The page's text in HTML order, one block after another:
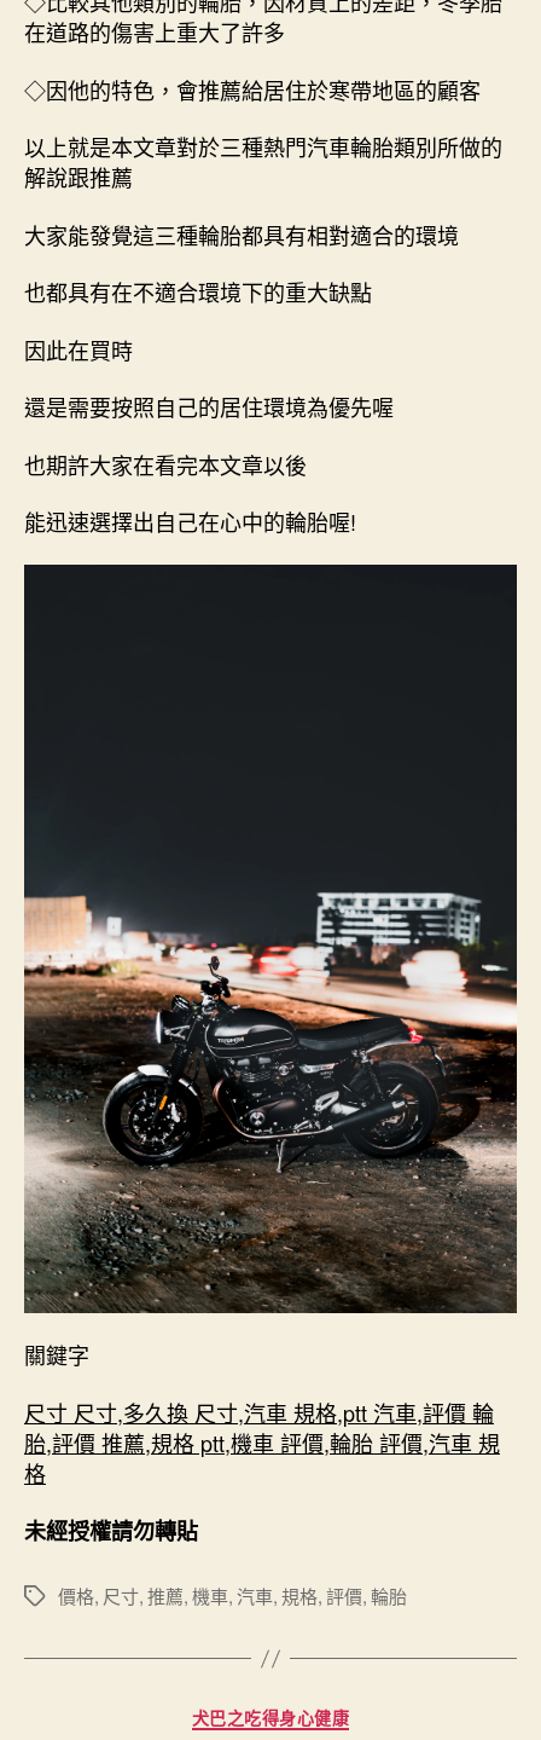
在道路的傷害上重大了許多
◇因他的特色，會推薦給居住於寒帶地區的顧客
以上就是本文章對於三種熱門汽車輪胎類別所做的
解說跟推薦
大家能發覺這三種輪胎都具有相對適合的環境
也都具有在不適合環境下的重大缺點
因此在買時
還是需要按照自己的居住環境為優先喔
也期許大家在看完本文章以後
能迅速選擇出自己在心中的輪胎喔!
關鍵字
尺寸 尺寸,多久換 尺寸,汽車 規格,ptt 汽車,評價 輪
胎,評價 推薦,規格 ptt,機車 評價,輪胎 評價,汽車 規
格
未經授權請勿轉貼
標
價格, 尺寸,推薦,機車,汽車,規格,評價,輪胎
分
犬巴之吃得身心健康